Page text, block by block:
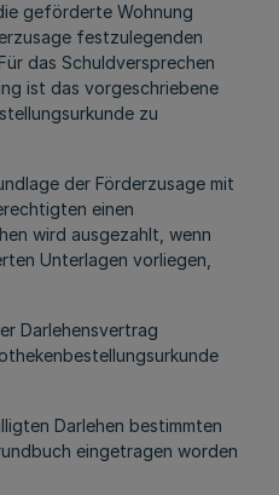
geförderte Wohnung
festzulegenden
das Schuldversprechen
ist das vorgeschriebene
zu
der Förderzusage mit
einen
wird ausgezahlt, wenn
Unterlagen vorliegen,
Darlehensvertrag
Darlehen bestimmten
eingetragen worden